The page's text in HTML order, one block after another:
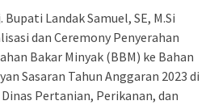
Bupati Landak Samuel, SE, M.Si
dan Ceremony Penyerahan
Bakar Minyak (BBM) ke Bahan
Sasaran Tahun Anggaran 2023 di
Pertanian, Perikanan, dan